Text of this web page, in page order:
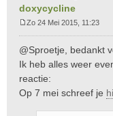
doxycycline
c
h
Zo 24 Mei 2015, 11:23
@Sproetje, bedankt
Ik heb alles weer
reactie:
Op 7 mei schreef je